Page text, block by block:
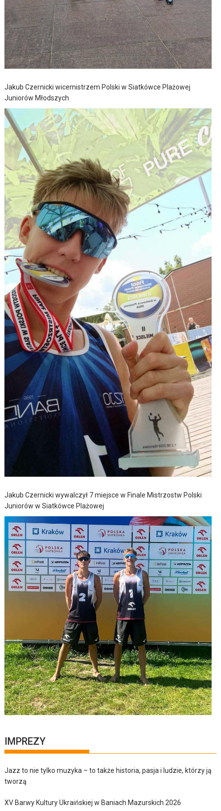
Jakub Czernicki wicemistrzem Polski w Siatkówce Plażowej
Juniorów Młodszych
Jakub Czernicki wywalczył 7 miejsce w Finale Mistrzostw Polski
Juniorów w Siatkówce Plażowej
IMPREZY
Jazz to nie tylko muzyka – to także historia, pasja i ludzie, którzy ją
tworzą
XV Barwy Kultury Ukraińskiej w Baniach Mazurskich 2026